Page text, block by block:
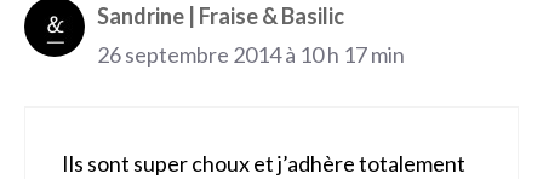
Sandrine | Fraise & Basilic
26 septembre 2014 à 10 h 17 min
Ils sont super choux et j’adhère totalement